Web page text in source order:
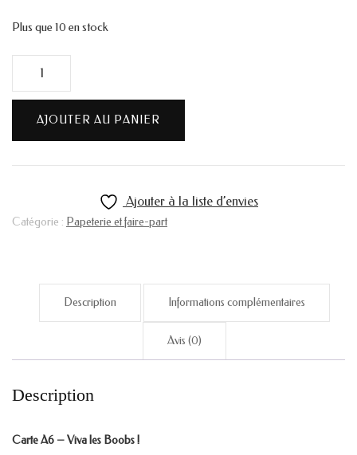
Plus que 10 en stock
quantité
AJOUTER AU PANIER
Ajouter à la liste d’envies
Catégorie : Papeterie et faire-part
Description Informations complémentaires
Avis (0)
Description
Carte A6 – Viva les Boobs !